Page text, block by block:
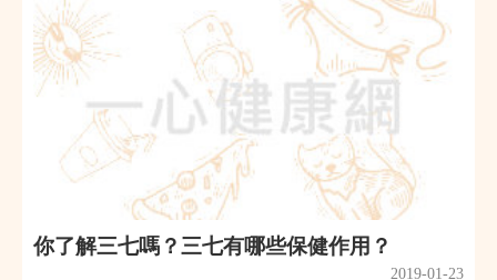
你了解三七嗎？三七有哪些保健作用？
2019-01-23